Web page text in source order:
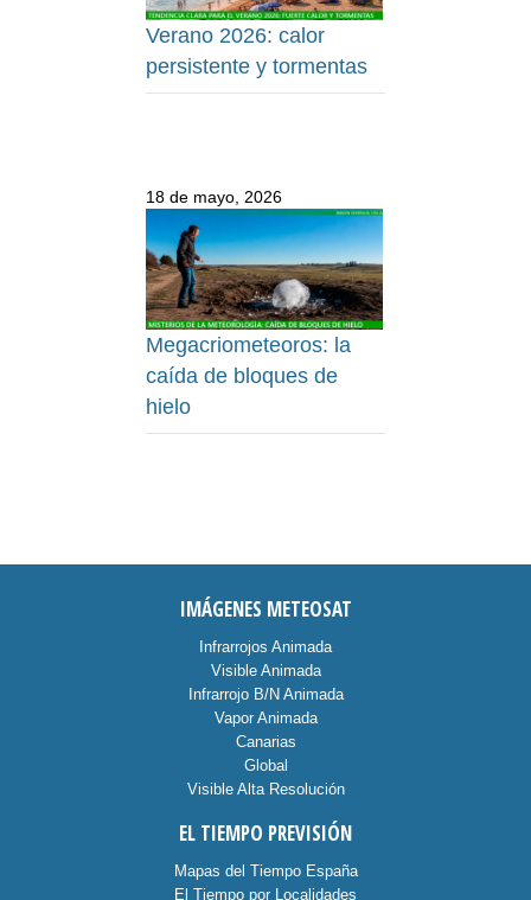
Verano 2026: calor
persistente y tormentas
18 de mayo, 2026
Megacriometeoros: la
caída de bloques de
hielo
IMÁGENES METEOSAT
Infrarrojos Animada
Visible Animada
Infrarrojo B/N Animada
Vapor Animada
Canarias
Global
Visible Alta Resolución
EL TIEMPO PREVISIÓN
Mapas del Tiempo España
El Tiempo por Localidades